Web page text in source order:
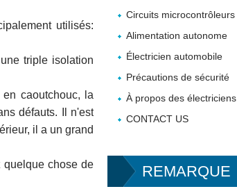
utilisés:
triple isolation
caoutchouc, la
défauts. Il n'est
il a un grand
quelque chose de
Circuits microcontrôleurs
Alimentation autonome
Électricien automobile
Précautions de sécurité
À propos des électriciens
CONTACT US
REMARQUE